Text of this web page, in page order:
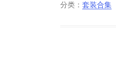
分类：套装合集